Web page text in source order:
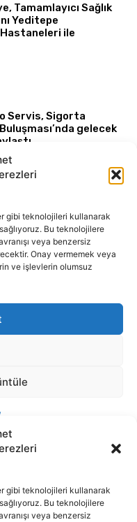
gibi teknolojileri kullanarak
Bu teknolojilere
veya benzersiz
metini, resim ve benzeri
A.Ş.'ye aittir. Hiçbir şekilde